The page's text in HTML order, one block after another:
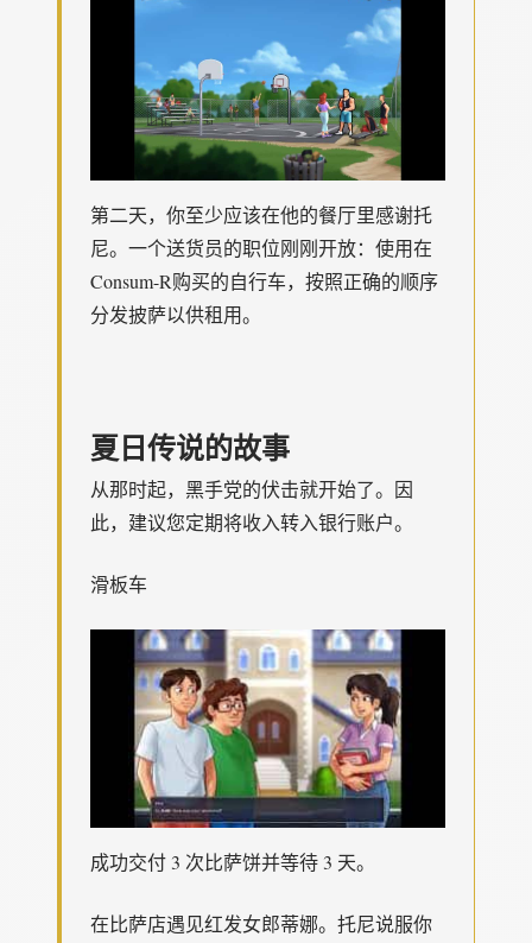
第二天，你至少应该在他的餐厅里感谢托
尼。一个送货员的职位刚刚开放：使用在
Consum-R购买的自行车，按照正确的顺序
分发披萨以供租用。
夏日传说的故事
从那时起，黑手党的伏击就开始了。因
此，建议您定期将收入转入银行账户。
滑板车
成功交付 3 次比萨饼并等待 3 天。
在比萨店遇见红发女郎蒂娜。托尼说服你